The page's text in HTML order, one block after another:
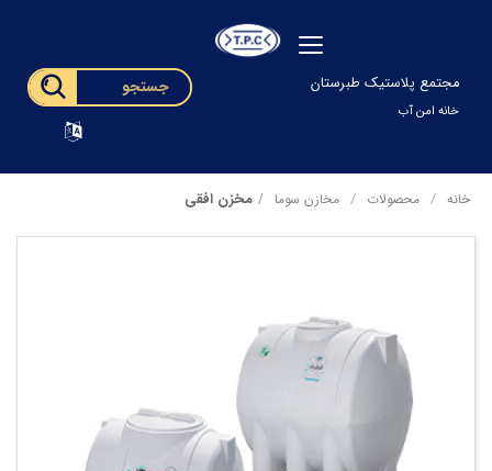
مجتمع پلاستیک طبرستان
خانه امن آب
خانه محصولات مخازن سوما مخزن افقی